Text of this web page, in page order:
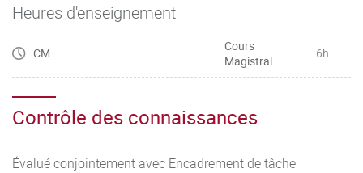
Heures d'enseignement
CM
Cours
Magistral
6h
Contrôle des connaissances
Évalué conjointement avec Encadrement de tâche